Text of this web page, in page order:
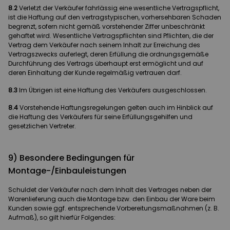
8.2Verletzt der Verkäufer fahrlässig eine wesentliche Vertragspflicht,
ist die Haftung auf den vertragstypischen, vorhersehbaren Schaden
begrenzt, sofern nicht gemäß vorstehender Ziffer unbeschränkt
gehaftet wird. Wesentliche Vertragspflichten sind Pflichten, die der
Vertrag dem Verkäufer nach seinem Inhalt zur Erreichung des
Vertragszwecks auferlegt, deren Erfüllung die ordnungsgemäße
Durchführung des Vertrags überhaupt erst ermöglicht und auf
deren Einhaltung der Kunde regelmäßig vertrauen darf.
8.3 Im Übrigen ist eine Haftung des Verkäufers ausgeschlossen.
8.4Vorstehende Haftungsregelungen gelten auch im Hinblick auf
die Haftung des Verkäufers für seine Erfüllungsgehilfen und
gesetzlichen Vertreter.
9) Besondere Bedingungen für
Montage-/Einbauleistungen
Schuldet der Verkäufer nach dem Inhalt des Vertrages neben der
Warenlieferung auch die Montage bzw. den Einbau der Ware beim
Kunden sowie ggf. entsprechende Vorbereitungsmaßnahmen (z. B.
Aufmaß), so gilt hierfür Folgendes: